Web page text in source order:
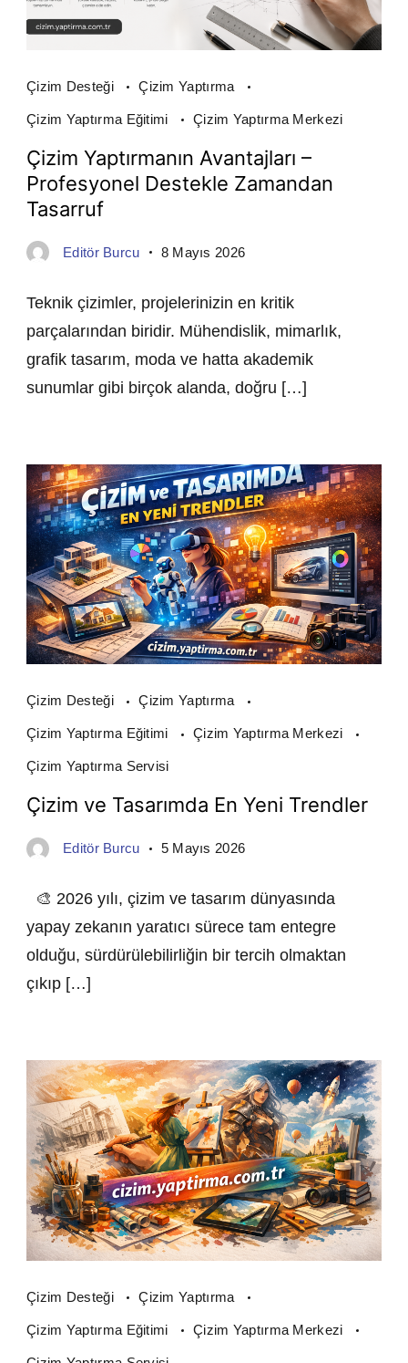
Çizim Desteği Çizim Yaptırma
Çizim Yaptırma Eğitimi Çizim Yaptırma Merkezi
Çizim Yaptırmanın Avantajları –
Profesyonel Destekle Zamandan
Tasarruf
Editör Burcu 8 Mayıs 2026
Teknik çizimler, projelerinizin en kritik
parçalarından biridir. Mühendislik, mimarlık,
grafik tasarım, moda ve hatta akademik
sunumlar gibi birçok alanda, doğru […]
Çizim Desteği Çizim Yaptırma
Çizim Yaptırma Eğitimi Çizim Yaptırma Merkezi
Çizim Yaptırma Servisi
Çizim ve Tasarımda En Yeni Trendler
Editör Burcu 5 Mayıs 2026
🎨 2026 yılı, çizim ve tasarım dünyasında
yapay zekanın yaratıcı sürece tam entegre
olduğu, sürdürülebilirliğin bir tercih olmaktan
çıkıp […]
Çizim Desteği Çizim Yaptırma
Çizim Yaptırma Eğitimi Çizim Yaptırma Merkezi